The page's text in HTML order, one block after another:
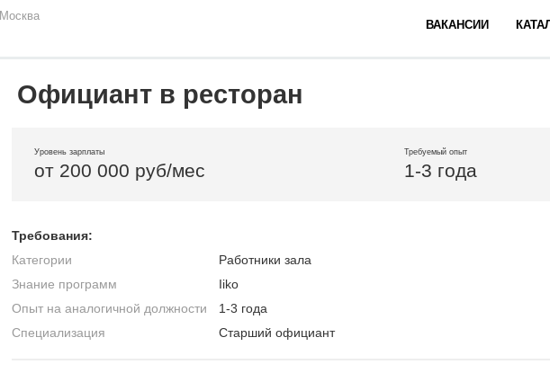
Москва
ВАКАНСИИ
Официант в ресторан
Уровень зарплаты
от 200 000 руб/мес
Требуемый опыт
1-3 года
Требования:
Категории
Работники зала
Знание программ
Iiko
Опыт на аналогичной должности
1-3 года
Специализация
Старший официант